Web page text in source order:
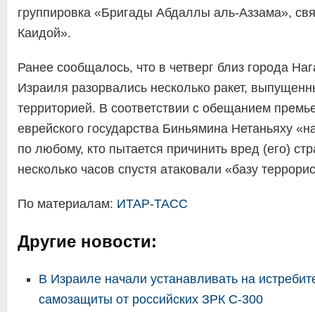
группировка «Бригады Абдаллы аль-Аззама»,
Каидой».
Ранее сообщалось, что в четверг близ города
Израиля разорвались несколько ракет,
территорией. В соответствии с обещанием
еврейского государства Биньямина Нетаньяху
по любому, кто пытается причинить вред (его)
несколько часов спустя атаковали «базу
По материалам: ИТАР-ТАСС
Другие новости:
В Израиле начали устанавливать на
самозащиты от российских ЗРК С-300